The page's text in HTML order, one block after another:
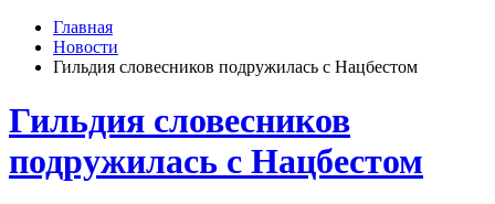
Главная
Новости
Гильдия словесников подружилась с Нацбестом
Гильдия словесников
подружилась с Нацбестом